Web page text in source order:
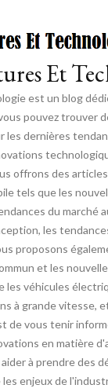
Et
est un blog
pouvez trouver
les dernières
offrons des
tels que les
du marché
les
proposons
et les
les véhicules
à grande vitesse,
de vous tenir
en matière
à prendre des
les enjeux de